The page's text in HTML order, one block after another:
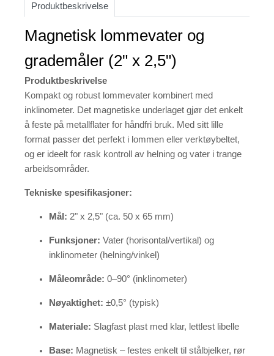
Produktbeskrivelse
Magnetisk lommevater og
grademåler (2" x 2,5")
Produktbeskrivelse
Kompakt og robust lommevater kombinert med
inklinometer. Det magnetiske underlaget gjør det enkelt
å feste på metallflater for håndfri bruk. Med sitt lille
format passer det perfekt i lommen eller verktøybeltet,
og er ideelt for rask kontroll av helning og vater i trange
arbeidsområder.
Tekniske spesifikasjoner:
Mål: 2" x 2,5" (ca. 50 x 65 mm)
Funksjoner: Vater (horisontal/vertikal) og
inklinometer (helning/vinkel)
Måleområde: 0–90° (inklinometer)
Nøyaktighet: ±0,5° (typisk)
Materiale: Slagfast plast med klar, lettlest libelle
Base: Magnetisk – festes enkelt til stålbjelker, rør